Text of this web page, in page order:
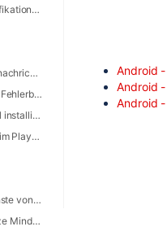
Android - Qualifikationen bearbeiten / Einheitenverwaltung
Android - Push & Benachrichtigungen
Android Support und Fehlerbehebung
Android-App manuell installieren
Android - Download im PlayStore
Nutzung der Push-Dienste von Apple / Google
Mobile Apps: Unterstütze Mindestversionen
Android
Android
Android